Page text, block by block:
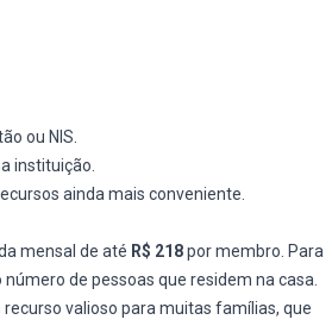
ou NIS.
instituição.
ainda mais conveniente.
mensal de até R$ 218por membro. Para
de pessoas que residem na casa.
valioso para muitas famílias, que